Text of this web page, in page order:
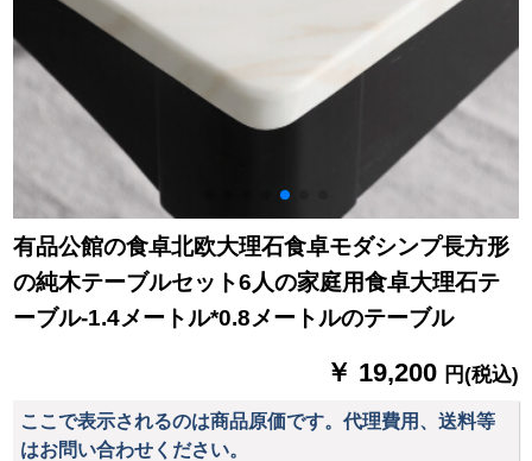
有品公館の食卓北欧大理石食卓モダシンプ長方形
の純木テーブルセット6人の家庭用食卓大理石テ
ーブル-1.4メートル*0.8メートルのテーブル
￥ 19,200 円(税込)
ここで表示されるのは商品原価です。代理費用、送料等
はお問い合わせください。